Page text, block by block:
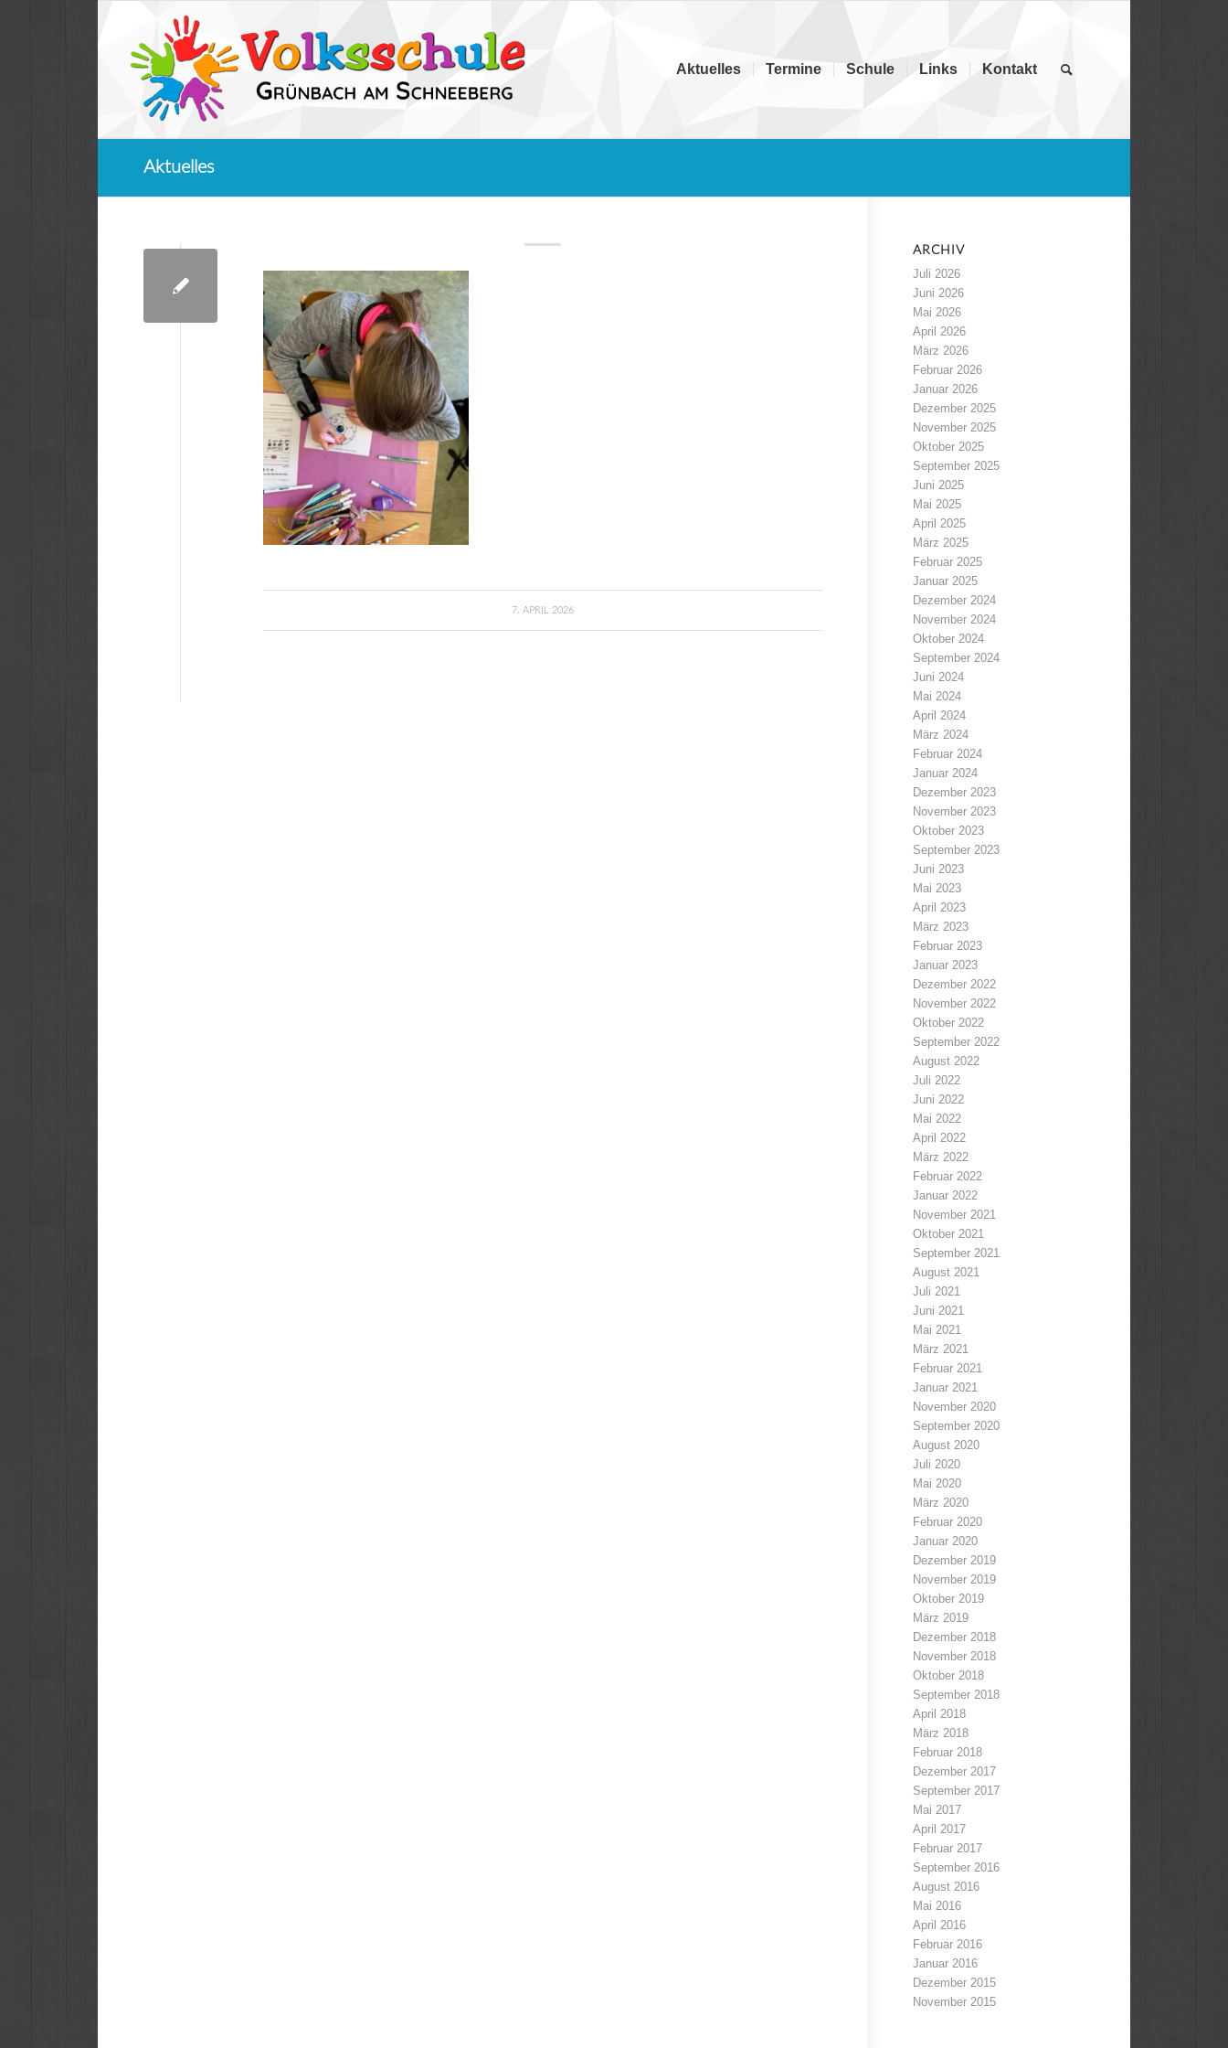
Aktuelles Termine Schule Links Kontakt
Aktuelles
7. APRIL 2026
ARCHIV
Juli 2026
Juni 2026
Mai 2026
April 2026
März 2026
Februar 2026
Januar 2026
Dezember 2025
November 2025
Oktober 2025
September 2025
Juni 2025
Mai 2025
April 2025
März 2025
Februar 2025
Januar 2025
Dezember 2024
November 2024
Oktober 2024
September 2024
Juni 2024
Mai 2024
April 2024
März 2024
Februar 2024
Januar 2024
Dezember 2023
November 2023
Oktober 2023
September 2023
Juni 2023
Mai 2023
April 2023
März 2023
Februar 2023
Januar 2023
Dezember 2022
November 2022
Oktober 2022
September 2022
August 2022
Juli 2022
Juni 2022
Mai 2022
April 2022
März 2022
Februar 2022
Januar 2022
November 2021
Oktober 2021
September 2021
August 2021
Juli 2021
Juni 2021
Mai 2021
März 2021
Februar 2021
Januar 2021
November 2020
September 2020
August 2020
Juli 2020
Mai 2020
März 2020
Februar 2020
Januar 2020
Dezember 2019
November 2019
Oktober 2019
März 2019
Dezember 2018
November 2018
Oktober 2018
September 2018
April 2018
März 2018
Februar 2018
Dezember 2017
September 2017
Mai 2017
April 2017
Februar 2017
September 2016
August 2016
Mai 2016
April 2016
Februar 2016
Januar 2016
Dezember 2015
November 2015